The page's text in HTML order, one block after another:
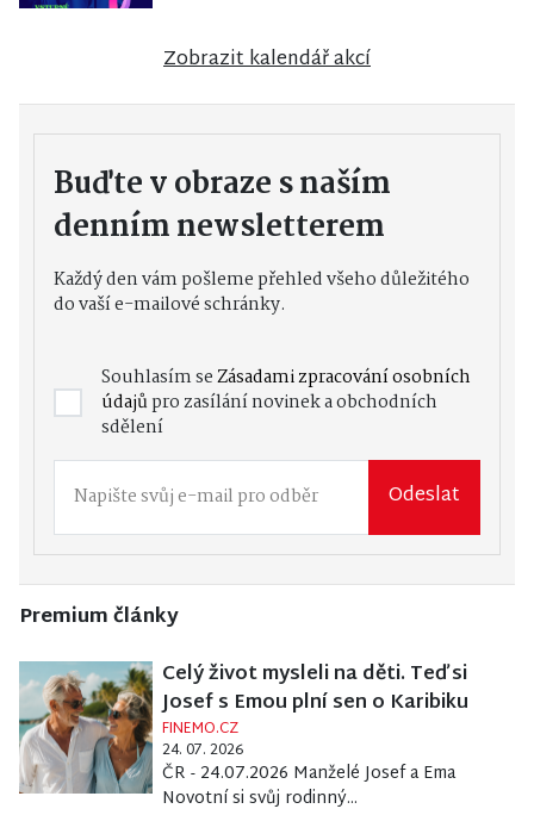
Zobrazit kalendář akcí
Buďte v obraze s naším
denním newsletterem
Každý den vám pošleme přehled všeho důležitého
do vaší e-mailové schránky.
Souhlasím seZásadami zpracování osobních
údajůpro zasílání novinek a obchodních
sdělení
Odeslat
Premium články
Celý život mysleli na děti. Teď si
Josef s Emou plní sen o Karibiku
FINEMO.CZ
24. 07. 2026
ČR - 24.07.2026 Manželé Josef a Ema
Novotní si svůj rodinný...